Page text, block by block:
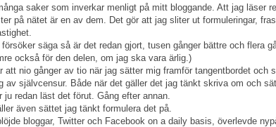
saker som inverkar menligt på mitt bloggande. Att jag läser
på nätet är en av dem. Det gör att jag sliter ut formuleringar,
försöker säga så är det redan gjort, tusen gånger bättre och flera
också för den delen, om jag ska vara ärlig.)
att nio gånger av tio när jag sätter mig framför tangentbordet och
av självcensur. Både när det gäller det jag tänkt skriva om och
ju redan läst det förut. Gång efter annan.
även sättet jag tänkt formulera det på.
bloggar, Twitter och Facebook on a daily basis, överlevde